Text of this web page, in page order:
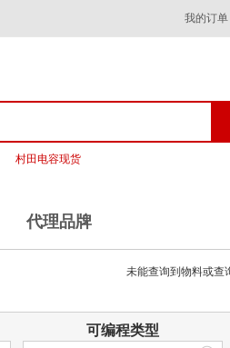
我的订单
村田电容现货
代理品牌
未能查询到物料或查
可编程类型